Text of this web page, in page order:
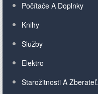
Počítače A Doplnky
Knihy
Služby
Elektro
Starožitnosti A Zberateľ.